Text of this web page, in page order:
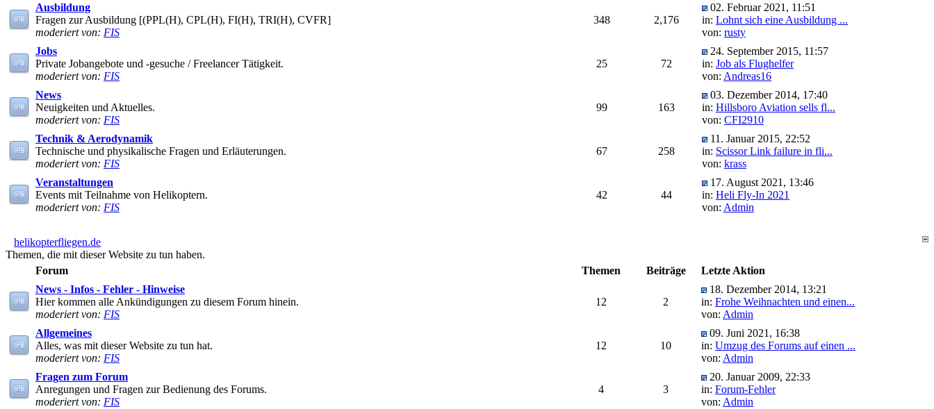
Ausbildung
Fragen zur Ausbildung [(PPL(H), CPL(H), FI(H), TRI(H), CVFR]
moderiert von: FIS
348 2,176
02. Februar 2021, 11:51
in: Lohnt sich eine Ausbildung ...
von: rusty
Jobs
Private Jobangebote und -gesuche / Freelancer Tätigkeit.
moderiert von: FIS
25 72
24. September 2015, 11:57
in: Job als Flughelfer
von: Andreas16
News
Neuigkeiten und Aktuelles.
moderiert von: FIS
99 163
03. Dezember 2014, 17:40
in: Hillsboro Aviation sells fl...
von: CFI2910
Technik & Aerodynamik
Technische und physikalische Fragen und Erläuterungen.
moderiert von: FIS
67 258
11. Januar 2015, 22:52
in: Scissor Link failure in fli...
von: krass
Veranstaltungen
Events mit Teilnahme von Helikoptern.
moderiert von: FIS
42 44
17. August 2021, 13:46
in: Heli Fly-In 2021
von: Admin
helikopterfliegen.de
Themen, die mit dieser Website zu tun haben.
Forum
Themen Beiträge
Letzte Aktion
News - Infos - Fehler - Hinweise
Hier kommen alle Ankündigungen zu diesem Forum hinein.
moderiert von: FIS
12 2
18. Dezember 2014, 13:21
in: Frohe Weihnachten und einen...
von: Admin
Allgemeines
Alles, was mit dieser Website zu tun hat.
moderiert von: FIS
12 10
09. Juni 2021, 16:38
in: Umzug des Forums auf einen ...
von: Admin
Fragen zum Forum
Anregungen und Fragen zur Bedienung des Forums.
moderiert von: FIS
4 3
20. Januar 2009, 22:33
in: Forum-Fehler
von: Admin